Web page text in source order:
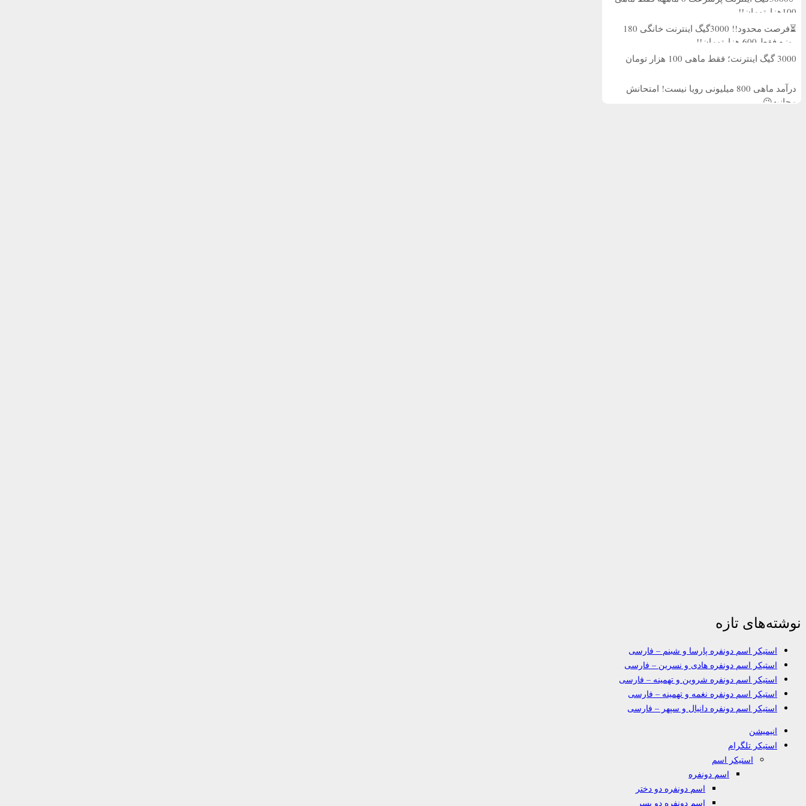
100هزارتومان!!
⏳فرصت محدود!! 3000گیگ اینترنت خانگی 180
روزه فقط 600 هزارتومان!!
3000 گیگ اینترنت؛ فقط ماهی 100 هزار تومان
درآمد ماهی 800 میلیونی رویا نیست! امتحانش
مجانیه😉
نوشته‌های تازه
استیکر اسم دونفره پارسا و شبنم – فارسی
استیکر اسم دونفره هادی و نسرین – فارسی
استیکر اسم دونفره شروین و تهمینه – فارسی
استیکر اسم دونفره نغمه و تهمینه – فارسی
استیکر اسم دونفره دانیال و سپهر – فارسی
انیمیشن
استیکر تلگرام
استیکر اسم
اسم دونفره
اسم دونفره دو دختر
اسم دونفره دو پسر